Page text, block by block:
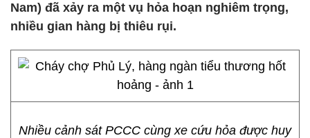
Nam) đã xảy ra một vụ hỏa hoạn nghiêm trọng,
nhiều gian hàng bị thiêu rụi.
Nhiều cảnh sát PCCC cùng xe cứu hỏa được huy